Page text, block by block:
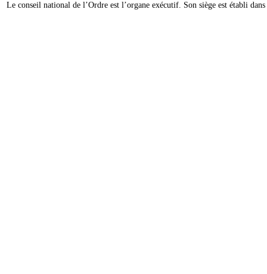
Le conseil national de l’Ordre est l’organe exécutif. Son siège est établi